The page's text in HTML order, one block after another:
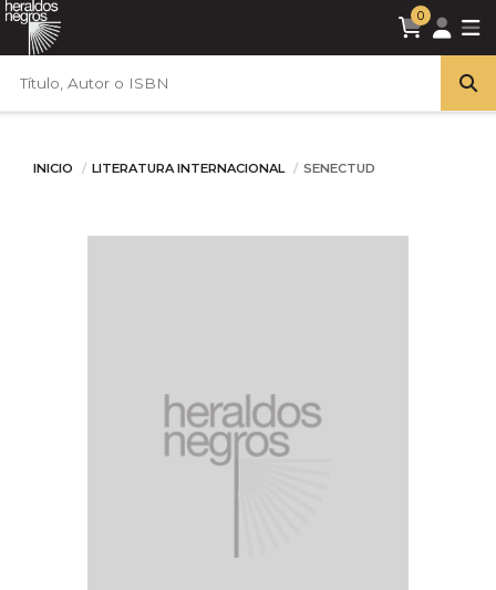
0
INICIO LITERATURA INTERNACIONAL SENECTUD